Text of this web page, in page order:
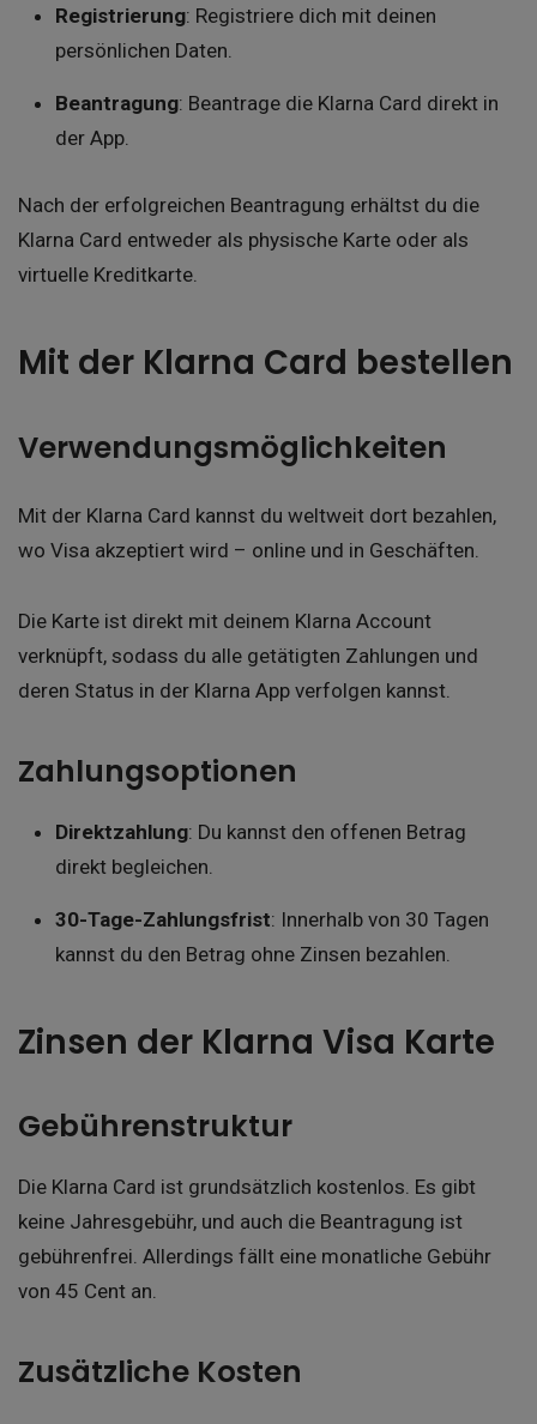
Registrierung: Registriere dich mit deinen
persönlichen Daten.
Beantragung: Beantrage die Klarna Card direkt in
der App.
Nach der erfolgreichen Beantragung erhältst du die
Klarna Card entweder als physische Karte oder als
virtuelle Kreditkarte.
Mit der Klarna Card bestellen
Verwendungsmöglichkeiten
Mit der Klarna Card kannst du weltweit dort bezahlen,
wo Visa akzeptiert wird – online und in Geschäften.
Die Karte ist direkt mit deinem Klarna Account
verknüpft, sodass du alle getätigten Zahlungen und
deren Status in der Klarna App verfolgen kannst.
Zahlungsoptionen
Direktzahlung: Du kannst den offenen Betrag
direkt begleichen.
30-Tage-Zahlungsfrist: Innerhalb von 30 Tagen
kannst du den Betrag ohne Zinsen bezahlen.
Zinsen der Klarna Visa Karte
Gebührenstruktur
Die Klarna Card ist grundsätzlich kostenlos. Es gibt
keine Jahresgebühr, und auch die Beantragung ist
gebührenfrei. Allerdings fällt eine monatliche Gebühr
von 45 Cent an.
Zusätzliche Kosten